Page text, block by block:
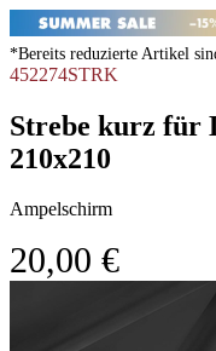
*Bereits reduzierte Artikel
452274STRK
Strebe kurz für
210x210
Ampelschirm
20,00 €